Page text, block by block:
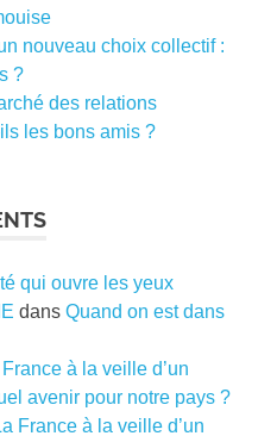
nouveau choix collectif :
?
des relations
les bons amis ?
qui ouvre les yeux
dans Quand on est dans
France à la veille d’un
avenir pour notre pays ?
France à la veille d’un